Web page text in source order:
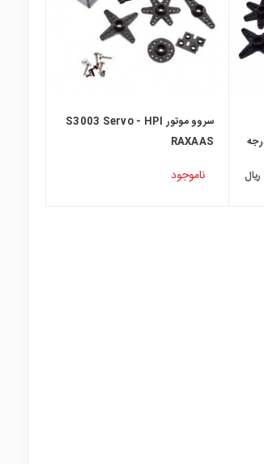
ریال
سروو موتور S3003 Servo - HPI
RAXAAS
ناموجود